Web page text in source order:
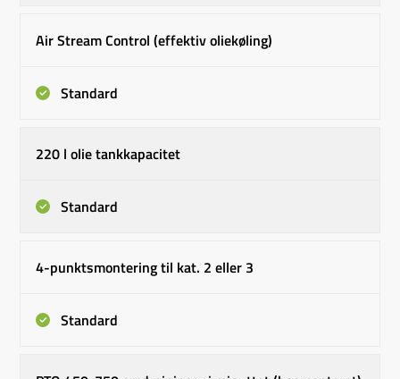
Air Stream Control (effektiv oliekøling)
Standard
220 l olie tankkapacitet
Standard
4-punktsmontering til kat. 2 eller 3
Standard